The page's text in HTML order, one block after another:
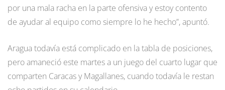
por una mala racha en la parte ofensiva y estoy contento
de ayudar al equipo como siempre lo he hecho”, apuntó.
Aragua todavía está complicado en la tabla de posiciones,
pero amaneció este martes a un juego del cuarto lugar que
comparten Caracas y Magallanes, cuando todavía le restan